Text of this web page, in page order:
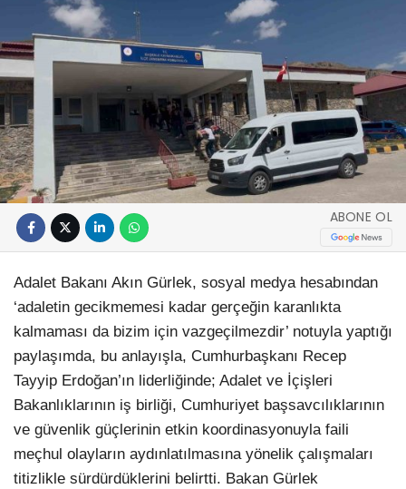
ABONE OL
Adalet Bakanı Akın Gürlek, sosyal medya hesabından
‘adaletin gecikmemesi kadar gerçeğin karanlıkta
kalmaması da bizim için vazgeçilmezdir’ notuyla yaptığı
paylaşımda, bu anlayışla, Cumhurbaşkanı Recep
Tayyip Erdoğan’ın liderliğinde; Adalet ve İçişleri
Bakanlıklarının iş birliği, Cumhuriyet başsavcılıklarının
ve güvenlik güçlerinin etkin koordinasyonuyla faili
meçhul olayların aydınlatılmasına yönelik çalışmaları
titizlikle sürdürdüklerini belirtti. Bakan Gürlek